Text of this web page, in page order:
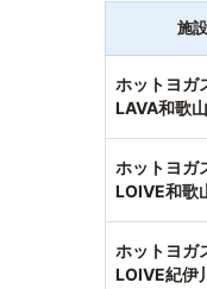
施
ホットヨガ
LAVA和歌
ホットヨガ
LOIVE和歌
ホットヨガ
LOIVE紀伊